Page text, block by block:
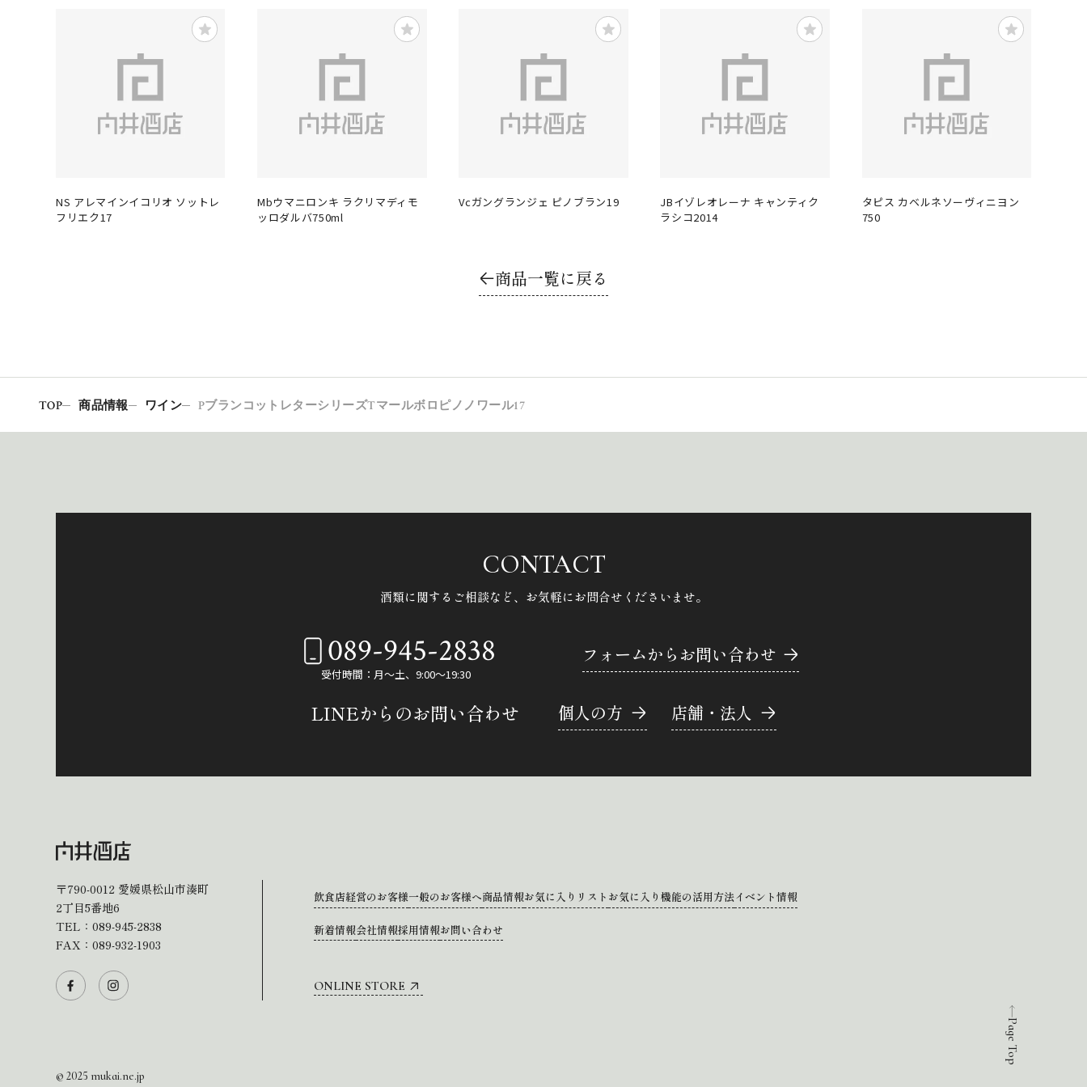
NS アレマインイコリオ ソットレ
フリエク17
Mbウマニロンキ ラクリマディモ
ッロダルバ750ml
Vcガングランジェ ピノブラン19
JBイゾレオレーナ キャンティク
ラシコ2014
タピス カベルネソーヴィニヨン
750
商品一覧に戻る
TOP 商品情報 ワイン PブランコットレターシリーズTマールボロピノノワール17
Page Top
CONTACT
酒類に関するご相談など、 お気軽にお問合せくださいませ。
089-945-2838
受付時間：月～土、9:00～19:30
フォームからお問い合わせ
LINEからのお問い合わせ 個人の方 店舗・法人
〒790-0012 愛媛県松山市湊町
2丁目5番地6
TEL： 089-945-2838
FAX：089-932-1903
飲食店経営のお客様一般のお客様へ商品情報お気に入りリスト お気に入り機能の活用方法イベント情報
新着情報会社情報採用情報お問い合わせ
ONLINE STORE
© 2025 mukai.ne.jp